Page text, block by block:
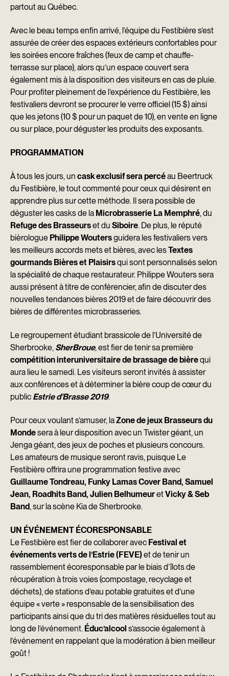
partout au Québec.
Avec le beau temps enfin arrivé, l’équipe du Festibière s’est
assurée de créer des espaces extérieurs confortables pour
les soirées encore fraîches (feux de camp et chauffe-
terrasse sur place), alors qu’un espace couvert sera
également mis à la disposition des visiteurs en cas de pluie.
Pour profiter pleinement de l’expérience du Festibière, les
festivaliers devront se procurer le verre officiel (15 $) ainsi
que les jetons (10 $ pour un paquet de 10), en vente en ligne
ou sur place, pour déguster les produits des exposants.
PROGRAMMATION
À tous les jours, un cask exclusif sera percéau Beertruck
du Festibière, le tout commenté pour ceux qui désirent en
apprendre plus sur cette méthode. Il sera possible de
déguster les casks de la Microbrasserie La Memphré, du
Refuge des Brasseurset du Siboire. De plus, le réputé
bièrologue Philippe Woutersguidera les festivaliers vers
les meilleurs accords mets et bières, avec lesTextes
gourmands Bières et Plaisirsqui sont personnalisés selon
la spécialité de chaque restaurateur. Philippe Wouters sera
aussi présent à titre de conférencier, afin de discuter des
nouvelles tendances bières 2019 et de faire découvrir des
bières de différentes microbrasseries.
Le regroupement étudiant brassicole de l’Université de
Sherbrooke, SherBroue, est fier de tenir sa première
compétition interuniversitaire de brassage de bièrequi
aura lieu le samedi. Les visiteurs seront invités à assister
aux conférences et à déterminer la bière coup de cœur du
public Estrie d’Brasse 2019.
Pour ceux voulant s’amuser, laZone de jeux Brasseurs du
Mondesera à leur disposition avec un Twister géant, un
Jenga géant, des jeux de poches et plusieurs concours.
Les amateurs de musique seront ravis, puisque Le
Festibière offrira une programmation festive avec
Guillaume Tondreau, Funky Lamas Cover Band, Samuel
Jean, Roadhits Band, Julien BelhumeuretVicky & Seb
Band, sur la scène Kia de Sherbrooke.
UN ÉVÉNEMENT ÉCORESPONSABLE
Le Festibière est fier de collaborer avec Festival et
événements verts de l’Estrie (FEVE)et de tenir un
rassemblement écoresponsable par le biais d’îlots de
récupération à trois voies (compostage, recyclage et
déchets), de stations d’eau potable gratuites et d’une
équipe « verte » responsable de la sensibilisation des
participants ainsi que du tri des matières résiduelles tout au
long de l’événement. Éduc’alcool s’associe également à
l’événement en rappelant que la modération à bien meilleur
goût !